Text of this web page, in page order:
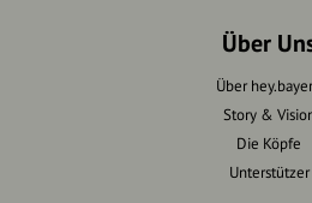
Über
Über
Story &
Die Köpfe
Unterstützer